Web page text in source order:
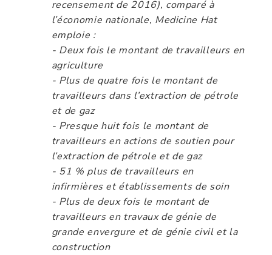
recensement de 2016), comparé à
l’économie nationale, Medicine Hat
emploie :
- Deux fois le montant de travailleurs en
agriculture
- Plus de quatre fois le montant de
travailleurs dans l’extraction de pétrole
et de gaz
- Presque huit fois le montant de
travailleurs en actions de soutien pour
l’extraction de pétrole et de gaz
- 51 % plus de travailleurs en
infirmières et établissements de soin
- Plus de deux fois le montant de
travailleurs en travaux de génie de
grande envergure et de génie civil et la
construction